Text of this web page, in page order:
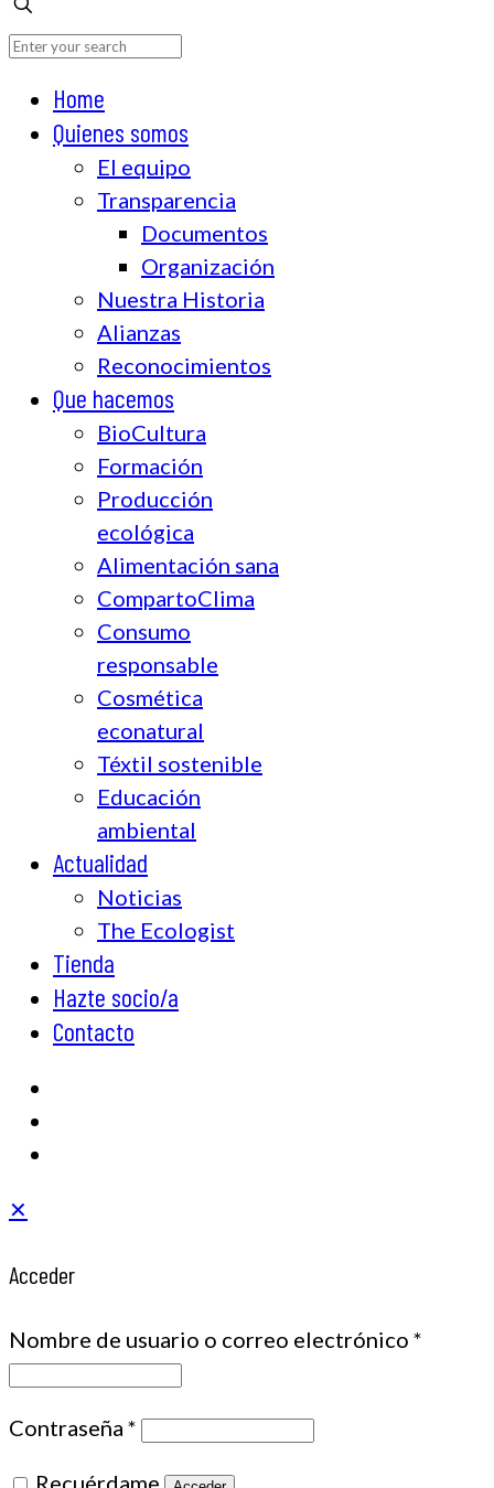
Home
Quienes somos
El equipo
Transparencia
Documentos
Organización
Nuestra Historia
Alianzas
Reconocimientos
Que hacemos
BioCultura
Formación
Producción
ecológica
Alimentación sana
CompartoClima
Consumo
responsable
Cosmética
econatural
Téxtil sostenible
Educación
ambiental
Actualidad
Noticias
The Ecologist
Tienda
Hazte socio/a
Contacto
✕
Acceder
Nombre de usuario o correo electrónico *
Contraseña *
Recuérdame